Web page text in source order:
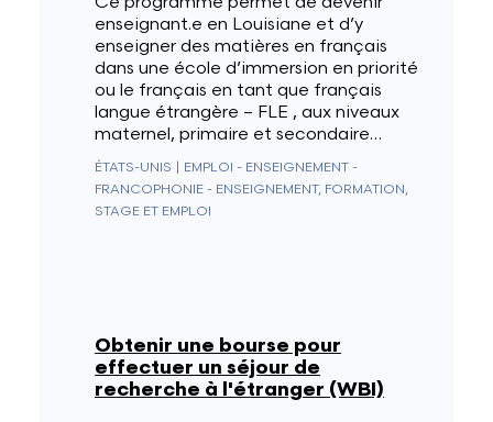
enseignant.e en Louisiane et d’y
enseigner des matières en français
dans une école d’immersion en priorité
ou le français en tant que français
langue étrangère – FLE , aux niveaux
maternel, primaire et secondaire…
ÉTATS-UNIS
EMPLOI - ENSEIGNEMENT -
FRANCOPHONIE - ENSEIGNEMENT, FORMATION,
STAGE ET EMPLOI
Obtenir une bourse pour
effectuer un séjour de
recherche à l'étranger (WBI)